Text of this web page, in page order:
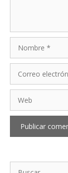
electrónico